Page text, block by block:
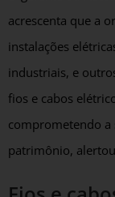
acrescenta que a
instalações
industriais, e
fios e cabos
comprometendo a
patrimônio,